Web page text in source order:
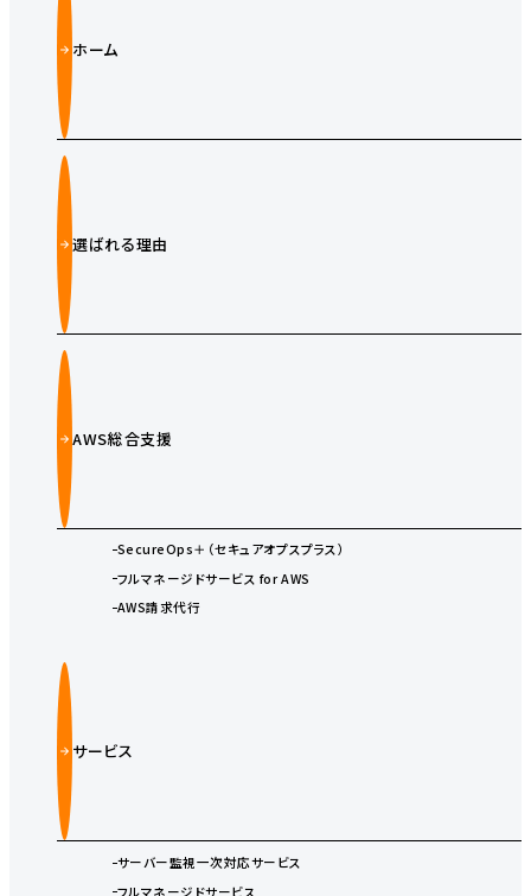
ホーム
選ばれる理由
AWS総合支援
SecureOps＋（セキュアオプスプラス）
フルマネージドサービス for AWS
AWS請求代行
サービス
サーバー監視一次対応サービス
フルマネージドサービス